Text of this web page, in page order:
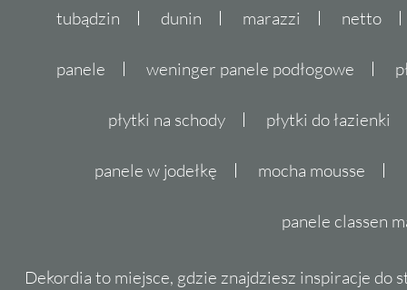
tubądzin dunin marazzi netto
panele weninger panele podłogowe
płytki na schody płytki do łazienki
panele w jodełkę mocha mousse
panele classen
Dekordia to miejsce, gdzie znajdziesz inspiracje do